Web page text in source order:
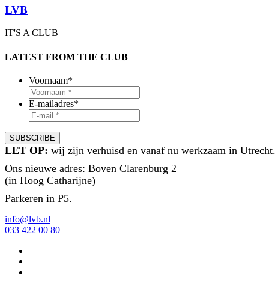
LVB
IT'S A CLUB
LATEST FROM THE CLUB
Voornaam*
E-mailadres*
LET OP: wij zijn verhuisd en vanaf nu werkzaam in Utrecht.
Ons nieuwe adres: Boven Clarenburg 2
(in Hoog Catharijne)
Parkeren in P5.
info@lvb.nl
033 422 00 80